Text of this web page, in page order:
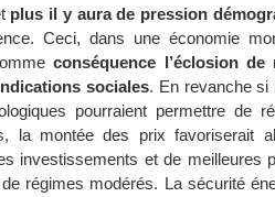
plus il y aura de pression
Ceci, dans une économie
conséquence l’éclosion de
sociales. En revanche si
pourraient permettre de
la montée des prix favoriserait
investissements et de meilleures
régimes modérés. La sécurité